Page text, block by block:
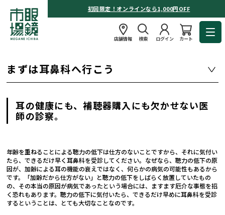
初回限定！オンラインなら1,000円OFF
店舗情報 検索 ログイン カート
まずは耳鼻科へ行こう
耳の健康にも、補聴器購入にも欠かせない医
師の診察。
年齢を重ねることによる聴力の低下は仕方のないことですから、それに気付い
たら、できるだけ早く耳鼻科を受診してください。なぜなら、聴力の低下の原
因が、加齢による耳の機能の衰えではなく、何らかの病気の可能性もあるから
です。「加齢だから仕方がない」と聴力の低下をしばらく放置していたもの
の、その本当の原因が病気であったという場合には、ますます厄介な事態を招
く恐れもあります。聴力の低下に気付いたら、できるだけ早めに耳鼻科を受診
するということは、とても大切なことなのです。